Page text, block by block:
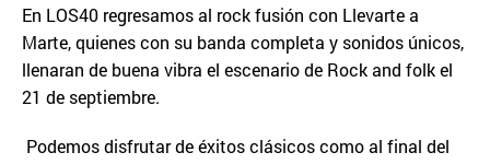
En LOS40 regresamos al rock fusión con Llevarte a
Marte, quienes con su banda completa y sonidos únicos,
llenaran de buena vibra el escenario de Rock and folk el
21 de septiembre.
Podemos disfrutar de éxitos clásicos como al final del